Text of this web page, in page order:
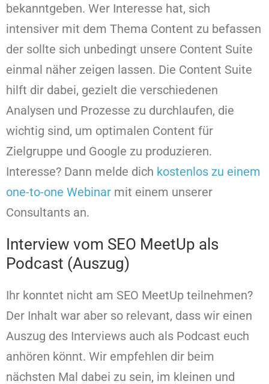
bekanntgeben. Wer Interesse hat, sich
intensiver mit dem Thema Content zu befassen
der sollte sich unbedingt unsere Content Suite
einmal näher zeigen lassen. Die Content Suite
hilft dir dabei, gezielt die verschiedenen
Analysen und Prozesse zu durchlaufen, die
wichtig sind, um optimalen Content für
Zielgruppe und Google zu produzieren.
Interesse? Dann melde dich kostenlos zu einem
one-to-one Webinar mit einem unserer
Consultants an.
Interview vom SEO MeetUp als
Podcast (Auszug)
Ihr konntet nicht am SEO MeetUp teilnehmen?
Der Inhalt war aber so relevant, dass wir einen
Auszug des Interviews auch als Podcast euch
anhören könnt. Wir empfehlen dir beim
nächsten Mal dabei zu sein, im kleinen und